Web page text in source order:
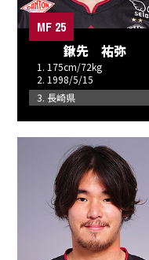
MF 25
鍬先 祐弥
1. 175cm/72kg
2. 1998/5/15
3. 長崎県